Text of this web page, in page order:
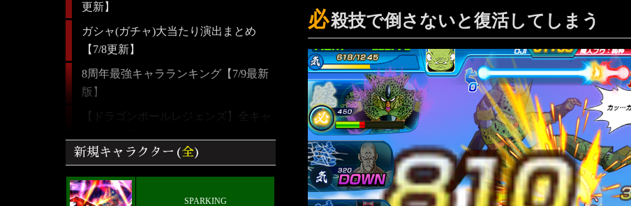
必殺技で倒さないと復活してしまう
更新】
ガシャ(ガチャ)大当たり演出まとめ
【7/8更新】
8周年最強キャラランキング【7/9最新
版】
【ドラゴンボールレジェンズ】全キャ
覚醒＆フラグメント効果/入手場所 ド
ラゴンボールレジェンズ
雑談/質問ドラゴンボールレジェンズ
新規キャラクター(全)
SPARKING